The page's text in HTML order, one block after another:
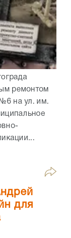
ремонтом
на ул. им.
для